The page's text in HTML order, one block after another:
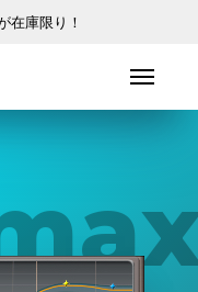
在庫限り！